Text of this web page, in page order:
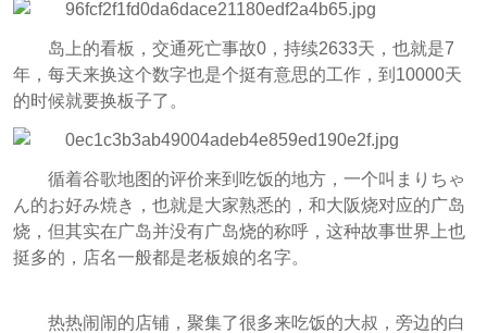
岛上的看板，交通死亡事故0，持续2633天，也就是7
年，每天来换这个数字也是个挺有意思的工作，到10000天
的时候就要换板子了。
循着谷歌地图的评价来到吃饭的地方，一个叫まりちゃ
ん的お好み焼き，也就是大家熟悉的，和大阪烧对应的广岛
烧，但其实在广岛并没有广岛烧的称呼，这种故事世界上也
挺多的，店名一般都是老板娘的名字。
热热闹闹的店铺，聚集了很多来吃饭的大叔，旁边的白